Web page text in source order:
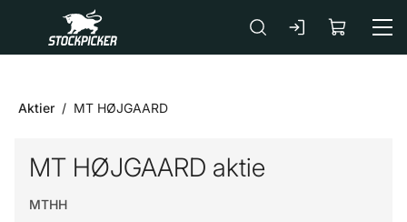
Gå till huvudinnehåll
Aktier MT HØJGAARD
MT HØJGAARD aktie
MTHH